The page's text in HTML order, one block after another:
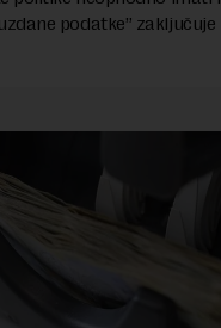
podatke” zaključuje